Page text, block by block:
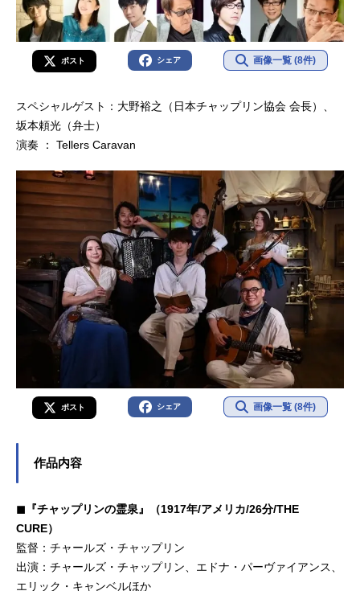
ポスト シェア 画像一覧 (8件)
スペシャルゲスト：大野裕之（日本チャップリン協会 会長）、
坂本頼光（弁士）
演奏 ： Tellers Caravan
ポスト シェア 画像一覧 (8件)
作品内容
◼︎『チャップリンの霊泉』（1917年/アメリカ/26分/THE
CURE）
監督：チャールズ・チャップリン
出演：チャールズ・チャップリン、エドナ・パーヴァイアンス、
エリック・キャンベルほか